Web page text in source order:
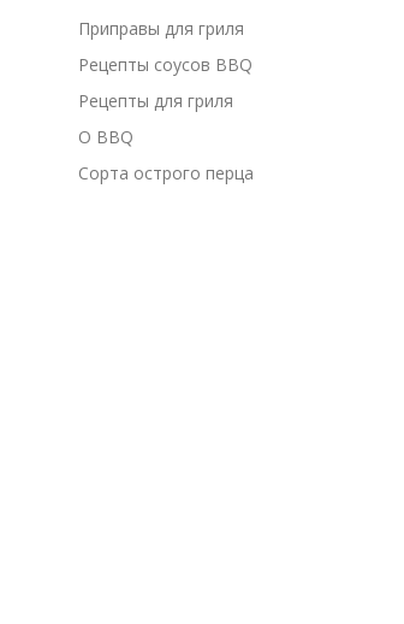
Приправы для гриля
Рецепты соусов BBQ
Рецепты для гриля
О BBQ
Сорта острого перца